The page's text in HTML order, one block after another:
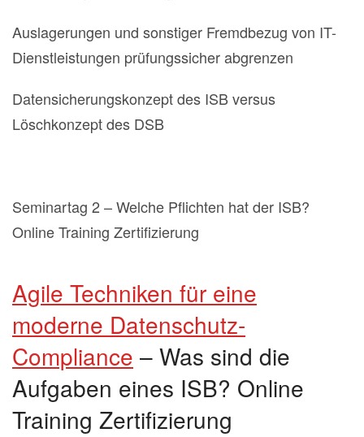
Auslagerungen und sonstiger Fremdbezug von IT-
Dienstleistungen prüfungssicher abgrenzen
Datensicherungskonzept des ISB versus
Löschkonzept des DSB
Seminartag 2 – Welche Pflichten hat der ISB?
Online Training Zertifizierung
Agile Techniken für eine
moderne Datenschutz-
Compliance – Was sind die
Aufgaben eines ISB? Online
Training Zertifizierung